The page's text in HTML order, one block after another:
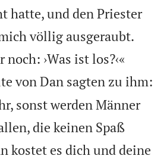
hatte, und den Priester
völlig ausgeraubt.
›Was ist los?‹«
von Dan sagten zu ihm:
sonst werden Männer
die keinen Spaß
kostet es dich und deine